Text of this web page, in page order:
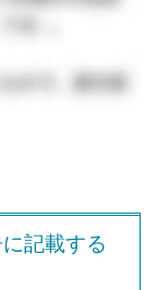
記載する